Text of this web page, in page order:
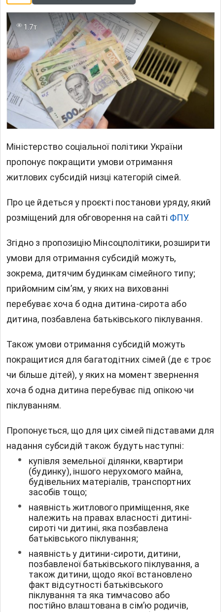
1.7т
Міністерство соціальної політики України
пропонує покращити умови отримання
житлових субсидій низці категорій сімей.
Про це йдеться у проєкті постанови уряду, який
розміщений для обговорення на сайті ФПУ.
Згідно з пропозицію Мінсоцполітики, розширити
умови для отримання субсидій можуть,
зокрема, дитячим будинкам сімейного типу;
прийомним сім’ям, у яких на вихованні
перебуває хоча б одна дитина-сирота або
дитина, позбавлена батьківського піклування.
Також умови отримання субсидій можуть
покращитися для багатодітних сімей (де є троє
чи більше дітей), у яких на момент звернення
хоча б одна дитина перебуває під опікою чи
піклуванням.
Пропонується, що для цих сімей підставами для
надання субсидій також будуть наступні:
купівля земельної ділянки, квартири
(будинку), іншого нерухомого майна,
будівельних матеріалів, транспортних
засобів тощо;
наявність житлового приміщення, яке
належить на правах власності дитині-
сироті чи дитині, яка позбавлена
батьківського піклування;
наявність у дитини-сироти, дитини,
позбавленої батьківського піклування, а
також дитини, щодо якої встановлено
факт відсутності батьківського
піклування та яка тимчасово або
постійно влаштована в сім’ю родичів,